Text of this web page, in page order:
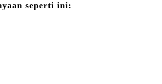
seperti ini: